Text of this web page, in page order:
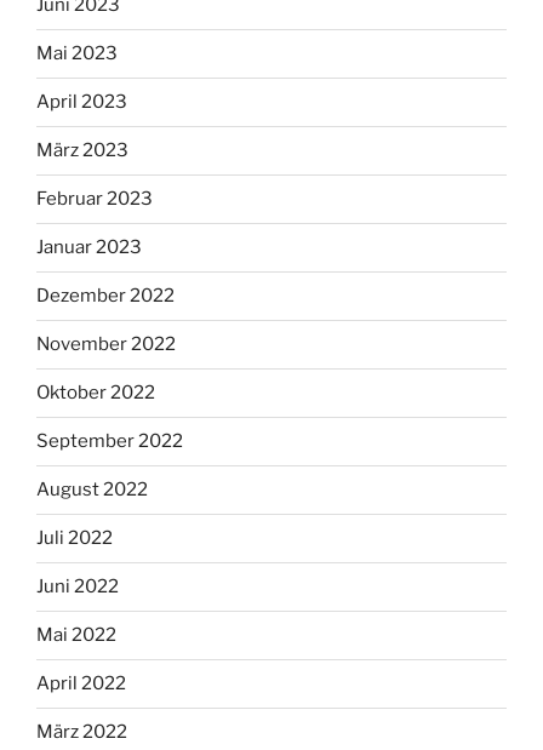
Juni 2023
Mai 2023
April 2023
März 2023
Februar 2023
Januar 2023
Dezember 2022
November 2022
Oktober 2022
September 2022
August 2022
Juli 2022
Juni 2022
Mai 2022
April 2022
März 2022